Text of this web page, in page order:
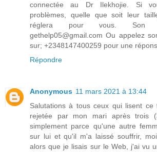
connectée au Dr Ilekhojie. Si
problèmes, quelle que soit leur
réglera pour vous. Son
gethelp05@gmail.com Ou appelez
sur; +2348147400259 pour une
Répondre
Anonymous 11 mars 2021 à 13:44
Salutations à tous ceux qui lisent ce
rejetée par mon mari après trois
simplement parce qu'une autre
sur lui et qu'il m'a laissé souffrir,
alors que je lisais sur le Web, j'ai vu